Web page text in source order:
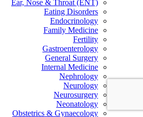
Ear, Nose & Throat (ENT)
Eating Disorders
Endocrinology
Family Medicine
Fertility
Gastroenterology
General Surgery
Internal Medicine
Nephrology
Neurology
Neurosurgery
Neonatology
Obstetrics & Gynaecology